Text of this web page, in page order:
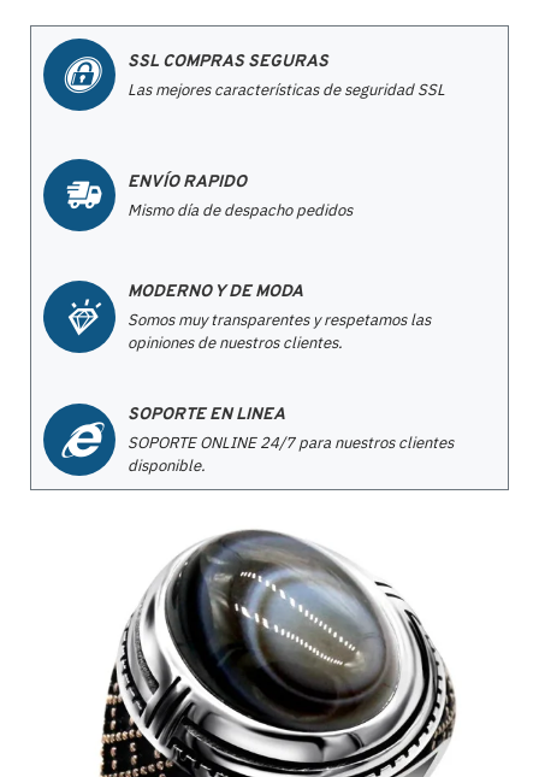
SSL COMPRAS SEGURAS
Las mejores características de seguridad SSL
ENVÍO RAPIDO
Mismo día de despacho pedidos
MODERNO Y DE MODA
Somos muy transparentes y respetamos las
opiniones de nuestros clientes.
SOPORTE EN LINEA
SOPORTE ONLINE 24/7 para nuestros clientes
disponible.